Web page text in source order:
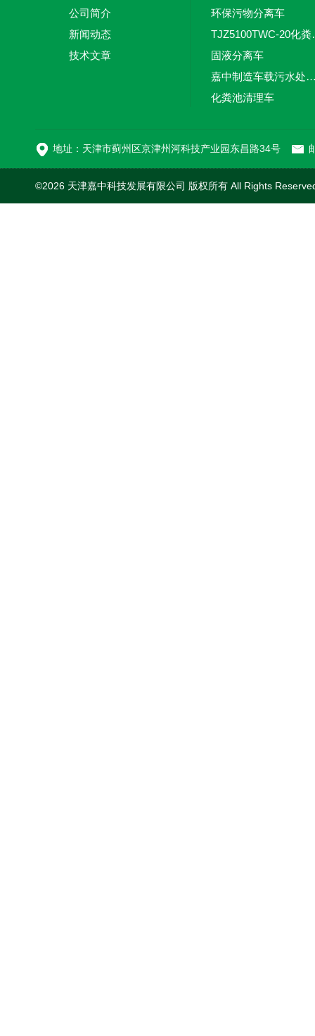
公司简介
新闻动态
技术文章
环保污物分离车
固液分离车
嘉中制造车载污水处理设备-环
化粪池清理车
地址：天津市蓟州区京津州河科技产业园东昌路34号
©2026 天津嘉中科技发展有限公司 版权所有 All Rights